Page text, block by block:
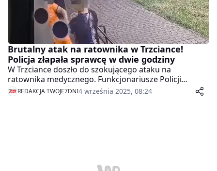
Brutalny atak na ratownika w Trzciance!
Policja złapała sprawcę w dwie godziny
W Trzciance doszło do szokującego ataku na
ratownika medycznego. Funkcjonariusze Policji
zareagowali błyskawicznie – dzięki zapisowi z
monitoringu już po dwóch godzinach od zdarzenia
REDAKCJA TWOJE7DNI4 września 2025, 08:24